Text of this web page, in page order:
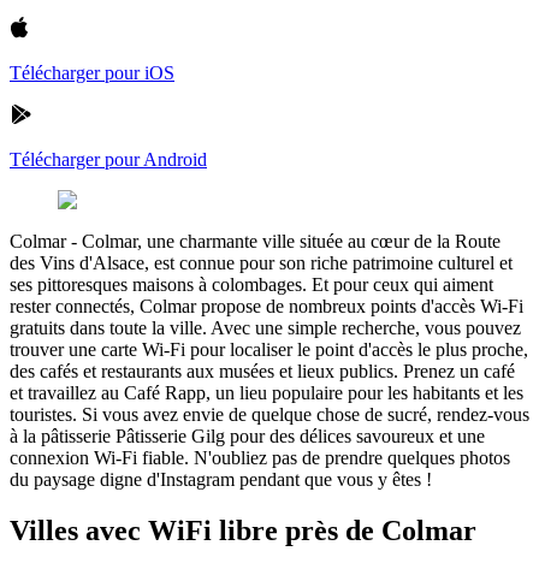
Télécharger pour iOS
Télécharger pour Android
Colmar- Colmar, une charmante ville située au cœur de la Route
des Vins d'Alsace, est connue pour son riche patrimoine culturel et
ses pittoresques maisons à colombages. Et pour ceux qui aiment
rester connectés, Colmar propose de nombreux points d'accès Wi-Fi
gratuits dans toute la ville. Avec une simple recherche, vous pouvez
trouver une carte Wi-Fi pour localiser le point d'accès le plus proche,
des cafés et restaurants aux musées et lieux publics. Prenez un café
et travaillez au Café Rapp, un lieu populaire pour les habitants et les
touristes. Si vous avez envie de quelque chose de sucré, rendez-vous
à la pâtisserie Pâtisserie Gilg pour des délices savoureux et une
connexion Wi-Fi fiable. N'oubliez pas de prendre quelques photos
du paysage digne d'Instagram pendant que vous y êtes !
Villes avec WiFi libre près de Colmar